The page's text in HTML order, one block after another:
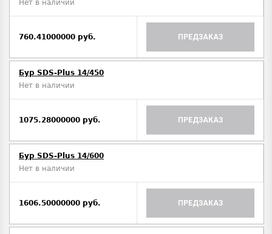
Нет в наличии
760.41000000 руб. ПРЕДЗАКАЗ
Бур SDS-Plus 14/450
Нет в наличии
1075.28000000 руб. ПРЕДЗАКАЗ
Бур SDS-Plus 14/600
Нет в наличии
1606.50000000 руб. ПРЕДЗАКАЗ